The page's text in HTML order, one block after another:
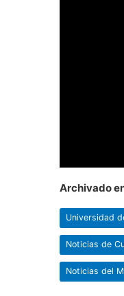
Archivado
Universidad
Noticias de
Noticias del